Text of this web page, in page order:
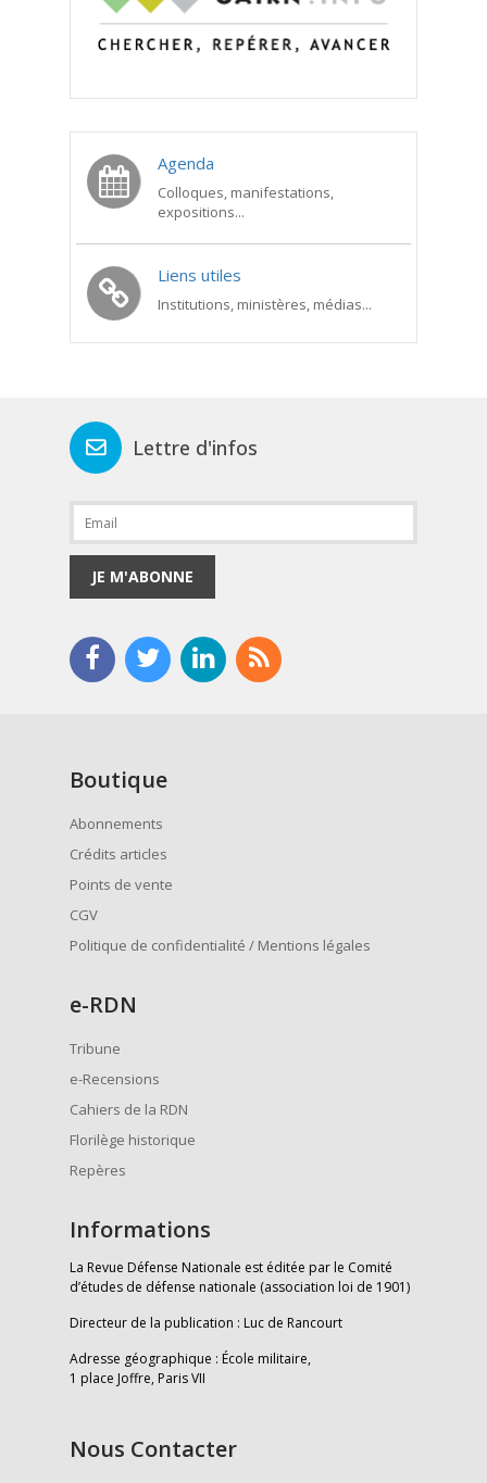
Agenda
Colloques, manifestations,
expositions...
Liens utiles
Institutions, ministères, médias...
Lettre d'infos
JE M'ABONNE
Boutique
Abonnements
Crédits articles
Points de vente
CGV
Politique de confidentialité / Mentions légales
e-RDN
Tribune
e-Recensions
Cahiers de la RDN
Florilège historique
Repères
Informations
La Revue Défense Nationale est éditée par le Comité
d’études de défense nationale (association loi de 1901)
Directeur de la publication : Luc de Rancourt
Adresse géographique : École militaire,
1 place Joffre, Paris VII
Nous Contacter